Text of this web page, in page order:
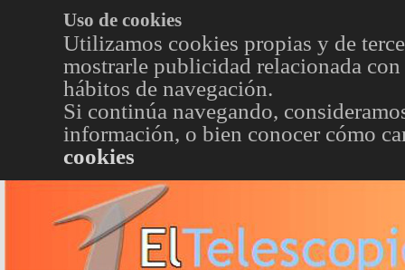
Uso de cookies
Utilizamos cookies propias y de
mostrarle publicidad relacionada
hábitos de navegación.
Si continúa navegando,
información, o bien conocer cómo
cookies